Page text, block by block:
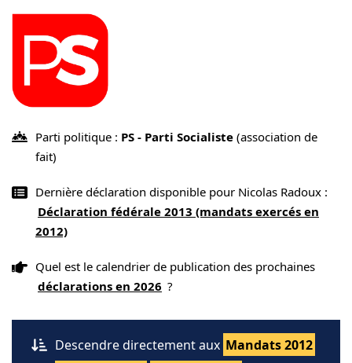
Parti politique : PS - Parti Socialiste (association de
fait)
Dernière déclaration disponible pour Nicolas Radoux :
Déclaration fédérale 2013 (mandats exercés en
2012)
Quel est le calendrier de publication des prochaines
déclarations en 2026 ?
Descendre directement aux Mandats 2012